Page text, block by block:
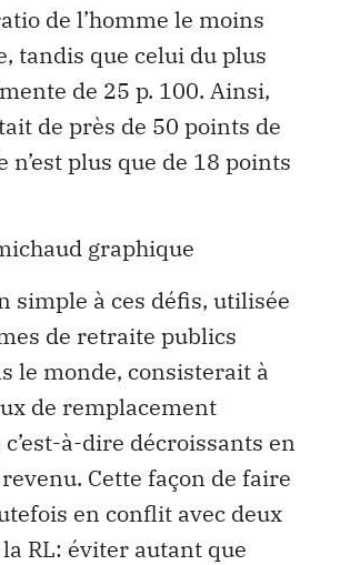
de l’homme le moins
tandis que celui du plus
de 25 p. 100. Ainsi,
de près de 50 points de
n’est plus que de 18 points
simple à ces défis, utilisée
de retraite publics
le monde, consisterait à
de remplacement
à-dire décroissants en
Cette façon de faire
en conflit avec deux
RL: éviter autant que